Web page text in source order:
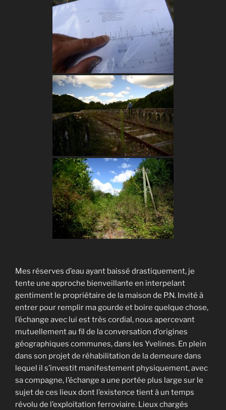
Mes réserves d’eau ayant baissé drastiquement, je
tente une approche bienveillante en interpelant
gentiment le propriétaire de la maison de P.N. Invité à
entrer pour remplir ma gourde et boire quelque chose,
l’échange avec lui est très cordial, nous apercevant
mutuellement au fil de la conversation d’origines
géographiques communes, dans les Yvelines. En plein
dans son projet de réhabilitation de la demeure dans
lequel il s’investit manifestement physiquement, avec
sa compagne, l’échange a une portée plus large sur le
sujet de ces lieux dont l’existence tient à un temps
révolu de l’exploitation ferroviaire. Lieux chargés